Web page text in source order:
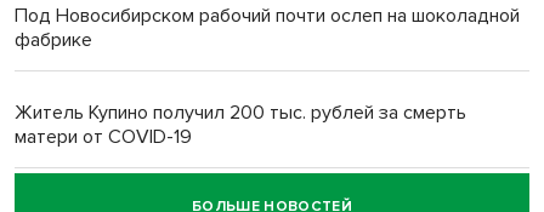
Под Новосибирском рабочий почти ослеп на шоколадной
фабрике
Житель Купино получил 200 тыс. рублей за смерть
матери от COVID-19
БОЛЬШЕ НОВОСТЕЙ